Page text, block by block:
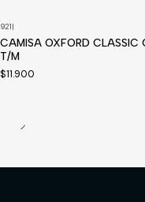
921|
CAMISA OXFORD CLASSIC
T/M
$11.900